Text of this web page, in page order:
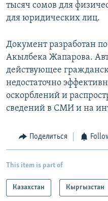
тысяч сомов для
для юридических лиц.
Документ разработан
Акылбека Жапарова.
действующее
недостаточно
оскорблений и
сведений в СМИ и на
Поделиться
This item is part of
Казахстан Кыргызстан